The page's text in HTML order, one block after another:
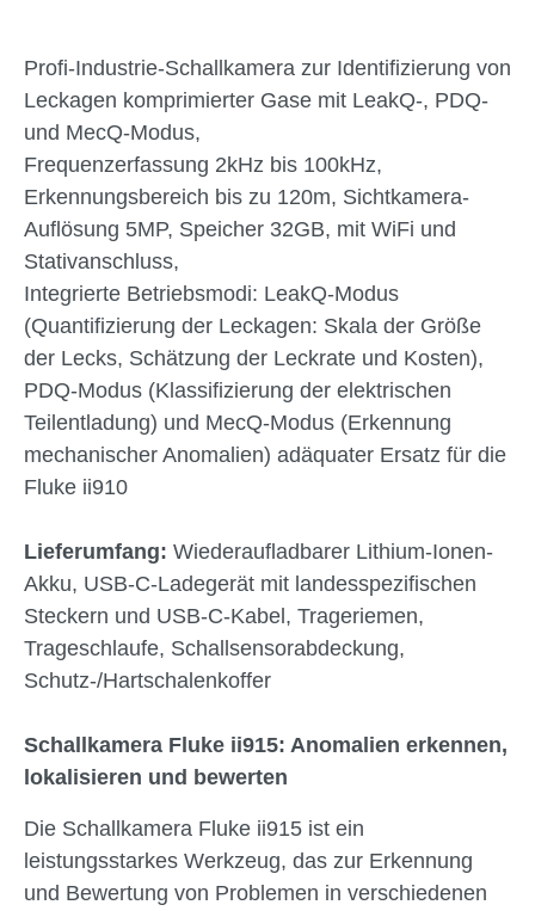
Profi-Industrie-Schallkamera zur Identifizierung von
Leckagen komprimierter Gase mit LeakQ-, PDQ-
und MecQ-Modus,
Frequenzerfassung 2kHz bis 100kHz,
Erkennungsbereich bis zu 120m, Sichtkamera-
Auflösung 5MP, Speicher 32GB, mit WiFi und
Stativanschluss,
Integrierte Betriebsmodi: LeakQ-Modus
(Quantifizierung der Leckagen: Skala der Größe
der Lecks, Schätzung der Leckrate und Kosten),
PDQ-Modus (Klassifizierung der elektrischen
Teilentladung) und MecQ-Modus (Erkennung
mechanischer Anomalien) adäquater Ersatz für die
Fluke ii910
Lieferumfang: Wiederaufladbarer Lithium-Ionen-
Akku, USB-C-Ladegerät mit landesspezifischen
Steckern und USB-C-Kabel, Trageriemen,
Trageschlaufe, Schallsensorabdeckung,
Schutz-/Hartschalenkoffer
Schallkamera Fluke ii915: Anomalien erkennen,
lokalisieren und bewerten
Die Schallkamera Fluke ii915 ist ein
leistungsstarkes Werkzeug, das zur Erkennung
und Bewertung von Problemen in verschiedenen